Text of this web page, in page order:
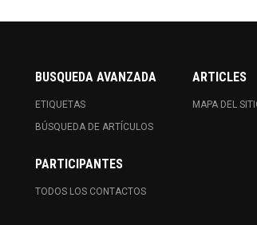
BUSQUEDA AVANZADA
ETIQUETAS
BÚSQUEDA DE ARTÍCULOS
PARTICIPANTES
TODOS LOS CONTACTOS
ARTICLES
MAPA DEL